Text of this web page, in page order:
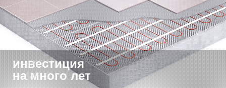
инвестиция
на много лет